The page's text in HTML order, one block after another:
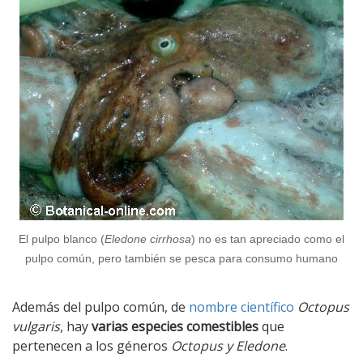
El pulpo blanco (Eledone cirrhosa) no es tan apreciado como el
pulpo común, pero también se pesca para consumo humano
Además del pulpo común, de nombre científico Octopus
vulgaris, hayvarias especies comestiblesque
pertenecen a los géneros Octopus y Eledone.